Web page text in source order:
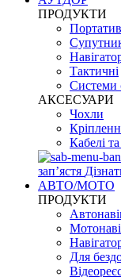
ПРОДУКТИ
Тактичні
Системи
АКСЕСУАРИ
Чохли
Кабелі
запʼястя
АВТО/МОТО
ПРОДУКТИ
Для